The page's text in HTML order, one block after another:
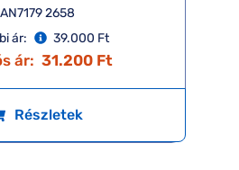
AN7179 2658
ár:
39.000 Ft
ár: 31.200 Ft
Részletek